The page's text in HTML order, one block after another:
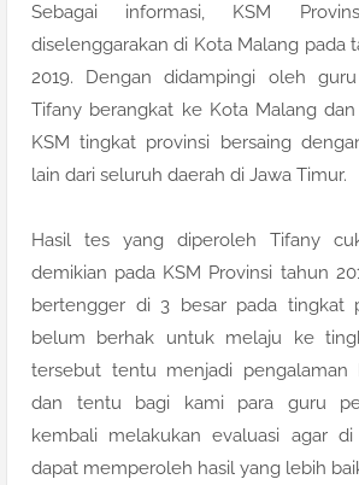
Sebagai informasi, KSM
diselenggarakan di Kota Malang pada
2019. Dengan didampingi oleh
Tifany berangkat ke Kota Malang
KSM tingkat provinsi bersaing
lain dari seluruh daerah di Jawa Timur.
Hasil tes yang diperoleh Tifany
demikian pada KSM Provinsi tahun
bertengger di 3 besar pada tingkat
belum berhak untuk melaju ke
tersebut tentu menjadi pengalaman
dan tentu bagi kami para guru
kembali melakukan evaluasi agar di
dapat memperoleh hasil yang lebih